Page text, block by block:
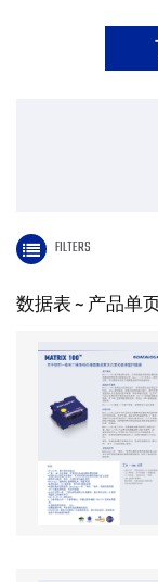
FILTERS
数据表 ~ 产品单